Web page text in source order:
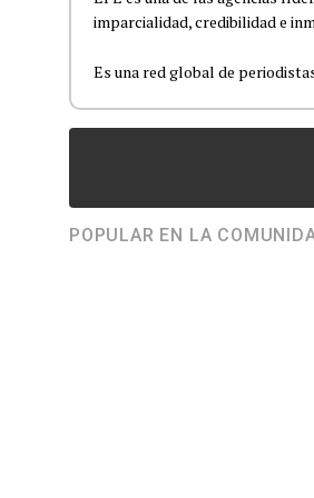
imparcialidad, credibilidad e
Es una red global de
POPULAR EN LA